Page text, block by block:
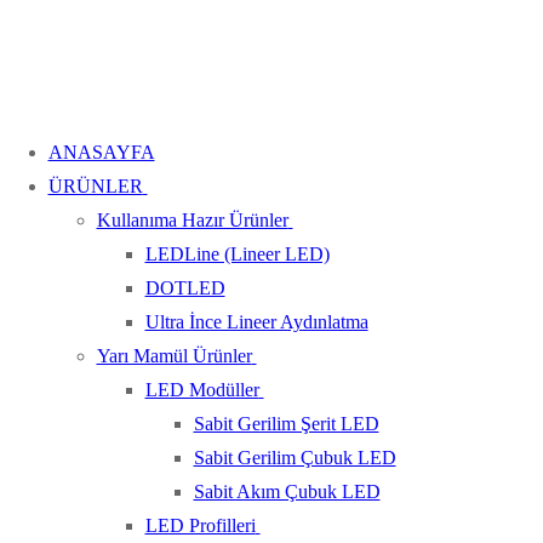
ANASAYFA
ÜRÜNLER
Kullanıma Hazır Ürünler
LEDLine (Lineer LED)
DOTLED
Ultra İnce Lineer Aydınlatma
Yarı Mamül Ürünler
LED Modüller
Sabit Gerilim Şerit LED
Sabit Gerilim Çubuk LED
Sabit Akım Çubuk LED
LED Profilleri